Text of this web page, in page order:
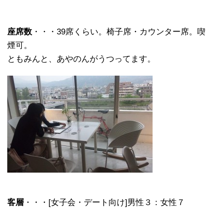
座席数 ・・・39席くらい。椅子席・カウンター席。喫
煙可。
ともみんと、あやのんがうつってます。
客層 ・・・[女子会・デート向け]男性３：女性７